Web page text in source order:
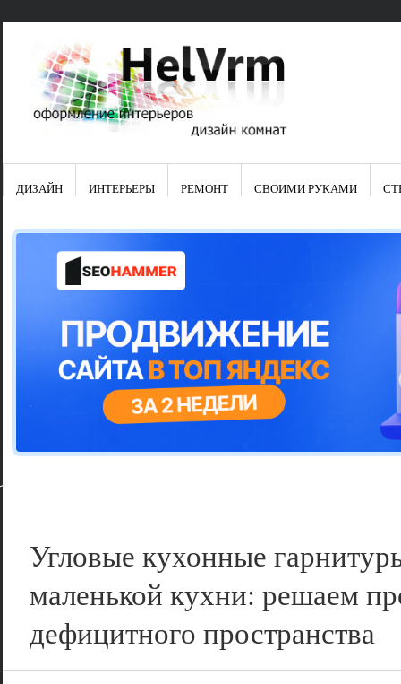
Свежие
Японские
Школа
Шьем
ДИЗАЙН ИНТЕРЬЕРЫ РЕМОНТ СВОИМИ РУКАМИ
Угловые кухонные
маленькой кухни: решаем
дефицитного пространства